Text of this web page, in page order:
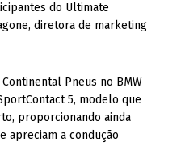
do Ultimate
diretora de marketing
Pneus no BMW
5, modelo que
proporcionando ainda
apreciam a condução